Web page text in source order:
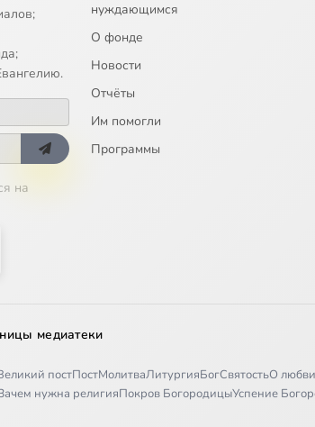
на
нуждающимся
О фонде
Новости
Отчёты
Им помогли
Программы
медиатеки
постПостМолитваЛитургияБогСвятостьО любви
нужна религияПокров БогородицыУспение